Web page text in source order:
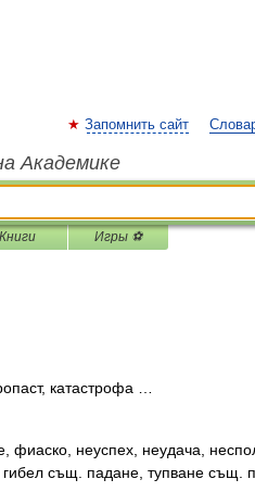
Запомнить сайт
Академике
Книги Игры ⚽
катастрофа …
неуспех, неудача,
същ. падане, тупване същ.